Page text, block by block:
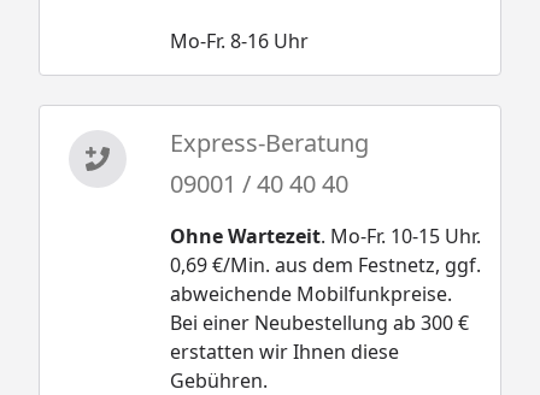
Mo-Fr. 8-16 Uhr
Express-Beratung
09001 / 40 40 40
Ohne Wartezeit. Mo-Fr. 10-15 Uhr.
0,69 €/Min. aus dem Festnetz, ggf.
abweichende Mobilfunkpreise.
Bei einer Neubestellung ab 300 €
erstatten wir Ihnen diese
Gebühren.